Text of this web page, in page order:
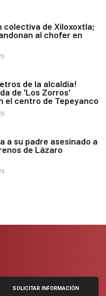
colectiva de Xiloxoxtla;
al chofer en
de la alcaldía!
de 'Los Zorros'
el centro de Tepeyanco
a su padre asesinado a
de Lázaro